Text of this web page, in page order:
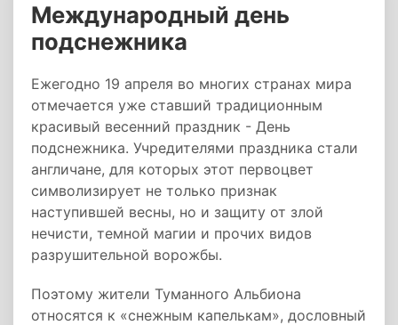
Международный день
подснежника
Ежегодно 19 апреля во многих странах мира
отмечается уже ставший традиционным
красивый весенний праздник - День
подснежника. Учредителями праздника стали
англичане, для которых этот первоцвет
символизирует не только признак
наступившей весны, но и защиту от злой
нечисти, темной магии и прочих видов
разрушительной ворожбы.
Поэтому жители Туманного Альбиона
относятся к «снежным капелькам», дословный